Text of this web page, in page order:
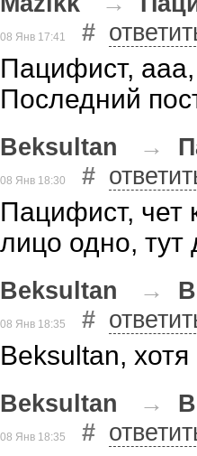
08 Янв 17:41 #
Пацифист,
Последний
Beksultan →
08 Янв 18:30 #
Пацифист, чет
лицо одно, тут
Beksultan →
08 Янв 18:35 #
Beksultan,
Beksultan →
08 Янв 18:35 #